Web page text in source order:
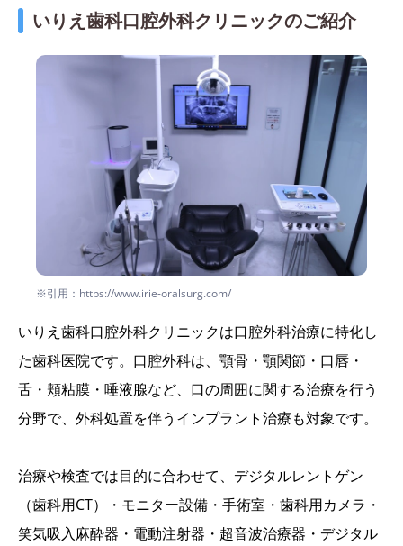
いりえ歯科口腔外科クリニックのご紹介
※引用：https://www.irie-oralsurg.com/
いりえ歯科口腔外科クリニックは口腔外科治療に特化し
た歯科医院です。口腔外科は、顎骨・顎関節・口唇・
舌・頬粘膜・唾液腺など、口の周囲に関する治療を行う
分野で、外科処置を伴うインプラント治療も対象です。
治療や検査では目的に合わせて、デジタルレントゲン
（歯科用CT）・モニター設備・手術室・歯科用カメラ・
笑気吸入麻酔器・電動注射器・超音波治療器・デジタル